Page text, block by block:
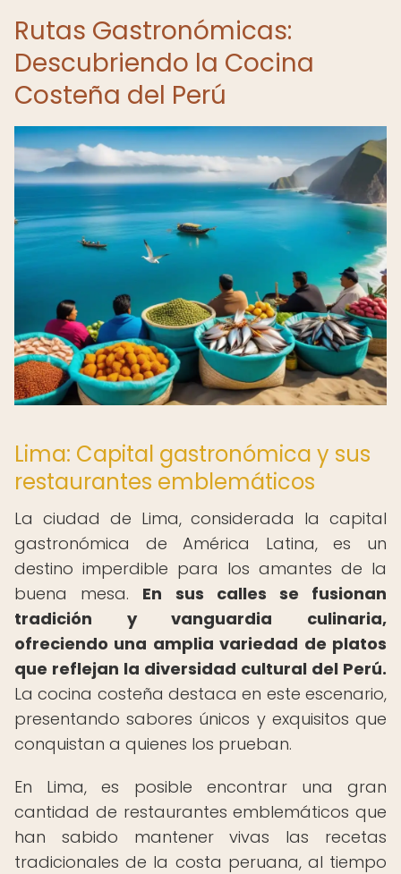
Rutas Gastronómicas:
Descubriendo la Cocina
Costeña del Perú
Lima: Capital gastronómica y sus
restaurantes emblemáticos
La ciudad de Lima, considerada la capital
gastronómica de América Latina, es un
destino imperdible para los amantes de la
buena mesa. En sus calles se fusionan
tradición y vanguardia culinaria,
ofreciendo una amplia variedad de platos
que reflejan la diversidad cultural del Perú.
La cocina costeña destaca en este escenario,
presentando sabores únicos y exquisitos que
conquistan a quienes los prueban.
En Lima, es posible encontrar una gran
cantidad de restaurantes emblemáticos que
han sabido mantener vivas las recetas
tradicionales de la costa peruana, al tiempo